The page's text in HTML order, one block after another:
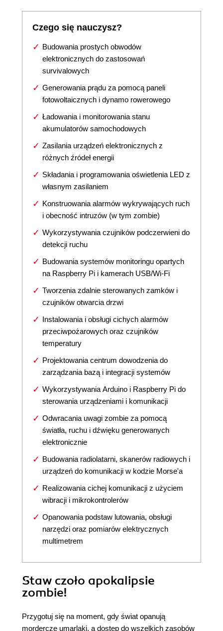
Czego się nauczysz?
Budowania prostych obwodów
elektronicznych do zastosowań
survivalowych
Generowania prądu za pomocą paneli
fotowoltaicznych i dynamo rowerowego
Ładowania i monitorowania stanu
akumulatorów samochodowych
Zasilania urządzeń elektronicznych z
różnych źródeł energii
Składania i programowania oświetlenia LED z
własnym zasilaniem
Konstruowania alarmów wykrywających ruch
i obecność intruzów (w tym zombie)
Wykorzystywania czujników podczerwieni do
detekcji ruchu
Budowania systemów monitoringu opartych
na Raspberry Pi i kamerach USB/Wi-Fi
Tworzenia zdalnie sterowanych zamków i
czujników otwarcia drzwi
Instalowania i obsługi cichych alarmów
przeciwpożarowych oraz czujników
temperatury
Projektowania centrum dowodzenia do
zarządzania bazą i integracji systemów
Wykorzystywania Arduino i Raspberry Pi do
sterowania urządzeniami i komunikacji
Odwracania uwagi zombie za pomocą
światła, ruchu i dźwięku generowanych
elektronicznie
Budowania radiolatarni, skanerów radiowych i
urządzeń do komunikacji w kodzie Morse'a
Realizowania cichej komunikacji z użyciem
wibracji i mikrokontrolerów
Opanowania podstaw lutowania, obsługi
narzędzi oraz pomiarów elektrycznych
multimetrem
Staw czoło apokalipsie
zombie!
Przygotuj się na moment, gdy świat opanują
mordercze umarlaki, a dostęp do wszelkich zasobów